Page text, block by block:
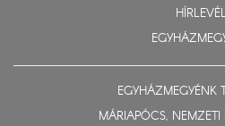
EGYHÁZMEGYÉNK
MÁRIAPÓCS, NEMZETI